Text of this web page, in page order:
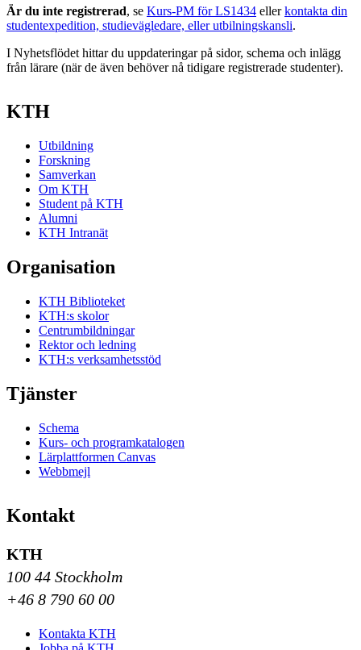
Är du inte registrerad, se Kurs-PM för LS1434 ellerkontakta din
studentexpedition, studievägledare, eller utbilningskansli.
I Nyhetsflödet hittar du uppdateringar på sidor, schema och inlägg
från lärare (när de även behöver nå tidigare registrerade studenter).
KTH
Utbildning
Forskning
Samverkan
Om KTH
Student på KTH
Alumni
KTH Intranät
Organisation
KTH Biblioteket
KTH:s skolor
Centrumbildningar
Rektor och ledning
KTH:s verksamhetsstöd
Tjänster
Schema
Kurs- och programkatalogen
Lärplattformen Canvas
Webbmejl
Kontakt
KTH
100 44 Stockholm
+46 8 790 60 00
Kontakta KTH